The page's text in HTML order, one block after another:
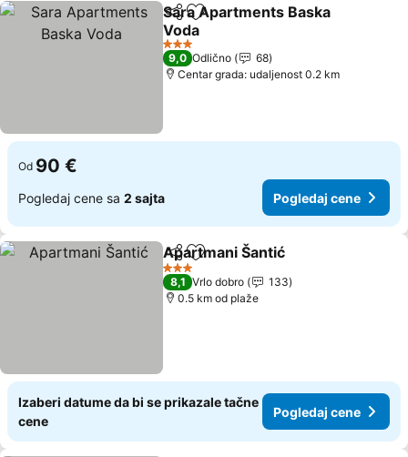
Deli Dodati u favorite
Sara Apartments Baska
Voda
Pogledaj cene
3 Zvezdice
9,0 Odlično
68
Centar grada: udaljenost 0.2 km
Od 90 €
Pogledaj cene sa 2 sajta Pogledaj cene
Deli Dodati u favorite
Apartmani Šantić
3 Zvezdice
8,1 Vrlo dobro
133
0.5 km od plaže
Izaberi datume da bi se prikazale tačne
cene
Pogledaj cene